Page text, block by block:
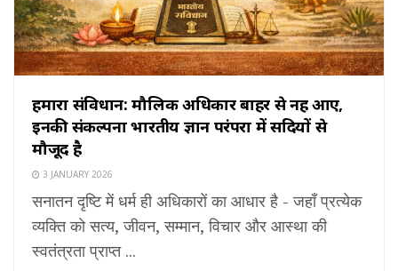
हमारा संविधान: मौलिक अधिकार बाहर से नहीं आए,
इनकी संकल्पना भारतीय ज्ञान परंपरा में सदियों से
मौजूद है
3 JANUARY 2026
सनातन दृष्टि में धर्म ही अधिकारों का आधार है - जहाँ प्रत्येक
व्यक्ति को सत्य, जीवन, सम्मान, विचार और आस्था की
स्वतंत्रता प्राप्त ...